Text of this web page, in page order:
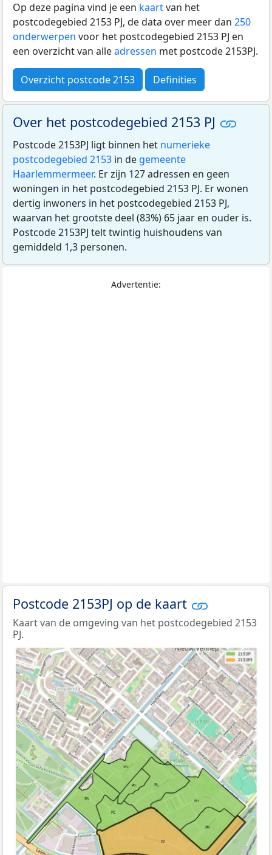
Op deze pagina vind je een kaartvan het
postcodegebied 2153 PJ, de data over meer dan 250
onderwerpen voor het postcodegebied 2153 PJ en
een overzicht van alleadressen met postcode 2153PJ.
Overzicht postcode 2153 Definities
Over het postcodegebied 2153 PJ
Postcode 2153PJ ligt binnen het numerieke
postcodegebied 2153 in de gemeente
Haarlemmermeer. Er zijn 127 adressen en geen
woningen in het postcodegebied 2153 PJ. Er wonen
dertig inwoners in het postcodegebied 2153 PJ,
waarvan het grootste deel (83%) 65 jaar en ouder is.
Postcode 2153PJ telt twintig huishoudens van
gemiddeld 1,3 personen.
Advertentie:
Postcode 2153PJ op de kaart
Kaart van de omgeving van het postcodegebied 2153
PJ.